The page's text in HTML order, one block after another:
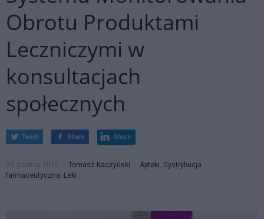
Obrotu Produktami
Leczniczymi w
konsultacjach
społecznych
Tweet Share Share
28 grudnia 2015 Tomasz Kaczyński Apteki, Dystrybucja
farmaceutyczna, Leki